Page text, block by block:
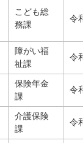
こども総
務課
令
障がい福
祉課
令
保険年金
課
令
介護保険
課
令